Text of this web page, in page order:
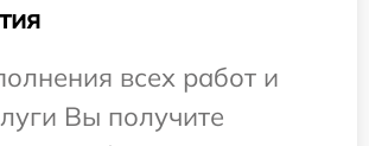
всех работ и
Вы получите